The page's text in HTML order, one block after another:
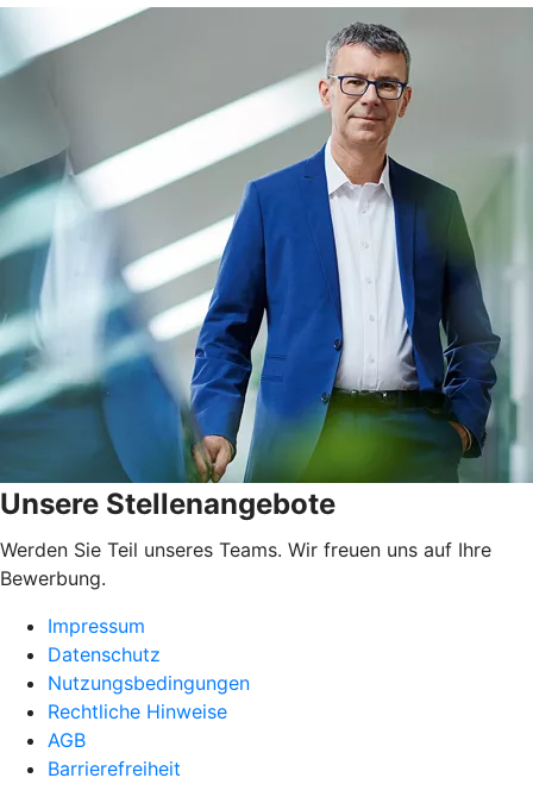
Unsere Stellenangebote
Werden Sie Teil unseres Teams. Wir freuen uns auf Ihre
Bewerbung.
Impressum
Datenschutz
Nutzungsbedingungen
Rechtliche Hinweise
AGB
Barrierefreiheit